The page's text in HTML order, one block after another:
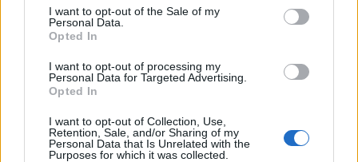
I want to opt-out of the Sale of my
Personal Data.
Opted In
I want to opt-out of processing my
Personal Data for Targeted Advertising.
Opted In
I want to opt-out of Collection, Use,
Retention, Sale, and/or Sharing of my
Personal Data that Is Unrelated with the
Purposes for which it was collected.
#PORTÖRŐ PÉTER
#NAGY-BATO JONATÁN
#RÁTOSI MILÁN
#FONAY TAMÁS
#FELCSER V. ÖRS
#TÓTH CSABA